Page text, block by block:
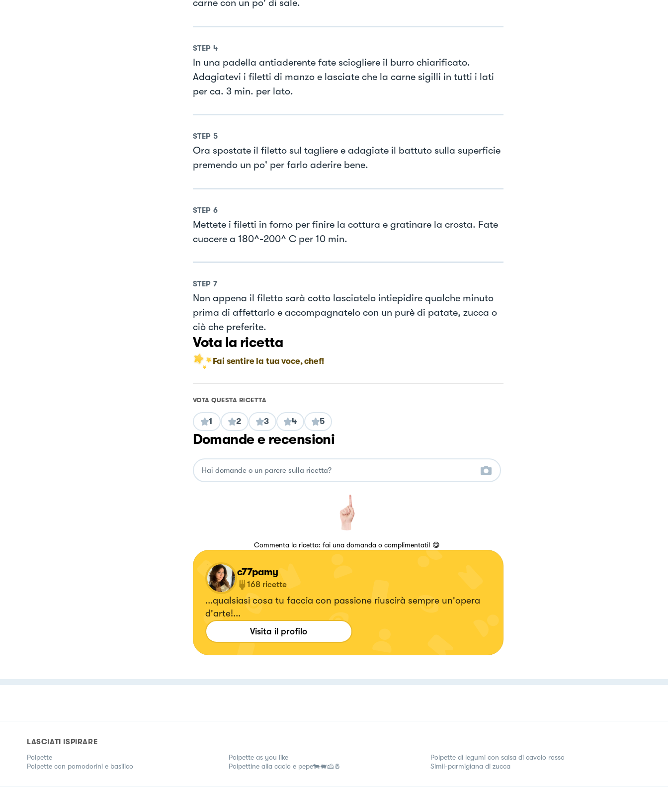
carne con un po' di sale.
STEP 4
In una padella antiaderente fate sciogliere il burro chiarificato.
Adagiatevi i filetti di manzo e lasciate che la carne sigilli in tutti i lati
per ca. 3 min. per lato.
STEP 5
Ora spostate il filetto sul tagliere e adagiate il battuto sulla superficie
premendo un po' per farlo aderire bene.
STEP 6
Mettete i filetti in forno per finire la cottura e gratinare la crosta. Fate
cuocere a 180^-200^ C per 10 min.
STEP 7
Non appena il filetto sarà cotto lasciatelo intiepidire qualche minuto
prima di affettarlo e accompagnatelo con un purè di patate, zucca o
ciò che preferite.
Vota la ricetta
Fai sentire la tua voce, chef!
VOTA QUESTA RICETTA
1 2 3 4 5
Domande e recensioni
Commenta la ricetta: fai una domanda o complimentati! 😋
c77pamy
168 ricette
...qualsiasi cosa tu faccia con passione riuscirà sempre un'opera
d'arte!...
Visita il profilo
LASCIATI ISPIRARE
Polpette
Polpette con pomodorini e basilico
Polpette as you like
Polpettine alla cacio e pepe🐄🐖🧀🧂
Polpette di legumi con salsa di cavolo rosso
Simil-parmigiana di zucca